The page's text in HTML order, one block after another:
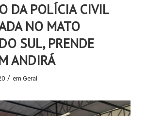
DA POLÍCIA CIVIL
NO MATO
SUL, PRENDE
ANDIRÁ
/ em Geral